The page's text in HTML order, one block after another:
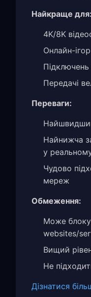
Найкраще для:
4K/8K
Онлайн-
Передачі
Переваги:
Найнижча
у
Чудово
мереж
Обмеження:
Може
websites/
Вищий
Не
Дізнатися